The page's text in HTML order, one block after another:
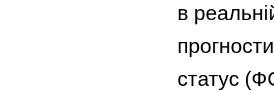
в
статус